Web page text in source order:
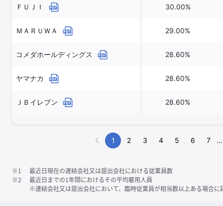
ＦＵＪＩ 30.00%
ＭＡＲＵＷＡ 29.00%
コメダホールディングス 28.60%
ヤマナカ 28.60%
ＪＢイレブン 28.60%
1 2 3 4 5 6 7 …
※1
最近日現在の連結会社又は提出会社における従業員数
※2
最近日までの1年間におけるその平均雇用人員
※連結会社又は提出会社において、臨時従業員が相当数以上ある場合に